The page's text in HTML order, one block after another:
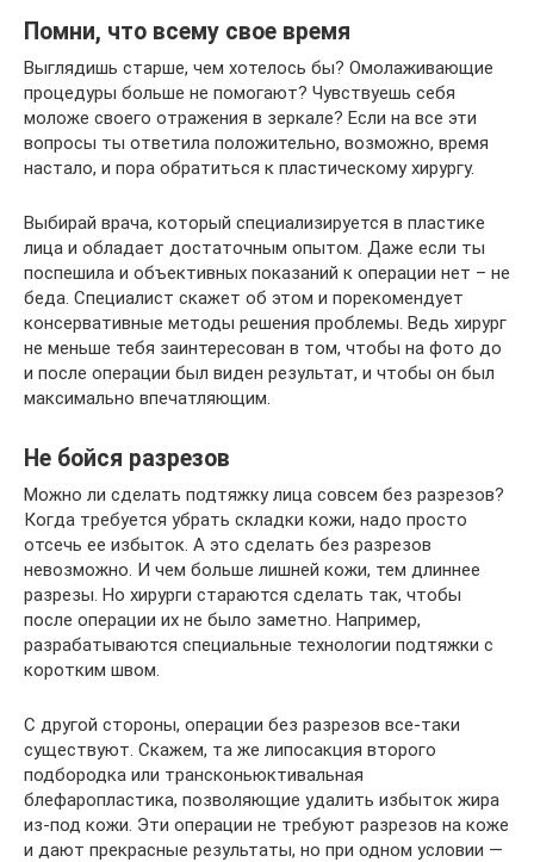
Помни, что всему свое время
Выглядишь старше, чем хотелось бы? Омолаживающие
процедуры больше не помогают? Чувствуешь себя
моложе своего отражения в зеркале? Если на все эти
вопросы ты ответила положительно, возможно, время
настало, и пора обратиться к пластическому хирургу.
Выбирай врача, который специализируется в пластике
лица и обладает достаточным опытом. Даже если ты
поспешила и объективных показаний к операции нет – не
беда. Специалист скажет об этом и порекомендует
консервативные методы решения проблемы. Ведь хирург
не меньше тебя заинтересован в том, чтобы на фото до
и после операции был виден результат, и чтобы он был
максимально впечатляющим.
Не бойся разрезов
Можно ли сделать подтяжку лица совсем без разрезов?
Когда требуется убрать складки кожи, надо просто
отсечь ее избыток. А это сделать без разрезов
невозможно. И чем больше лишней кожи, тем длиннее
разрезы. Но хирурги стараются сделать так, чтобы
после операции их не было заметно. Например,
разрабатываются специальные технологии подтяжки с
коротким швом.
С другой стороны, операции без разрезов все-таки
существуют. Скажем, та же липосакция второго
подбородка или трансконьюктивальная
блефаропластика, позволяющие удалить избыток жира
из-под кожи. Эти операции не требуют разрезов на коже
и дают прекрасные результаты, но при одном условии —